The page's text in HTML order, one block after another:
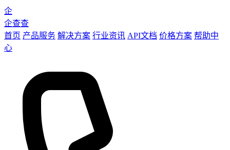
企
企查查
首页 产品服务 解决方案 行业资讯 API文档 价格方案 帮助中
心